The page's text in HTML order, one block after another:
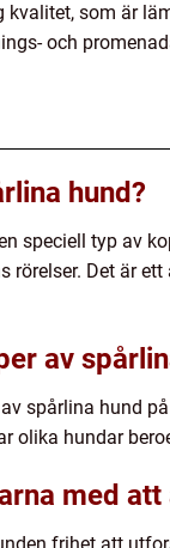
kvalitet, som är
och
hund?
speciell typ av
rörelser. Det är
av
spårlina hund
olika hundar
med att